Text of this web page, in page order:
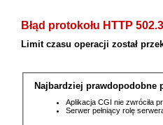
Błąd protokołu HTTP
Limit czasu operacji został
Najbardziej prawdopodobne
Aplikacja CGI nie zwróciła
Serwer pełniący rolę